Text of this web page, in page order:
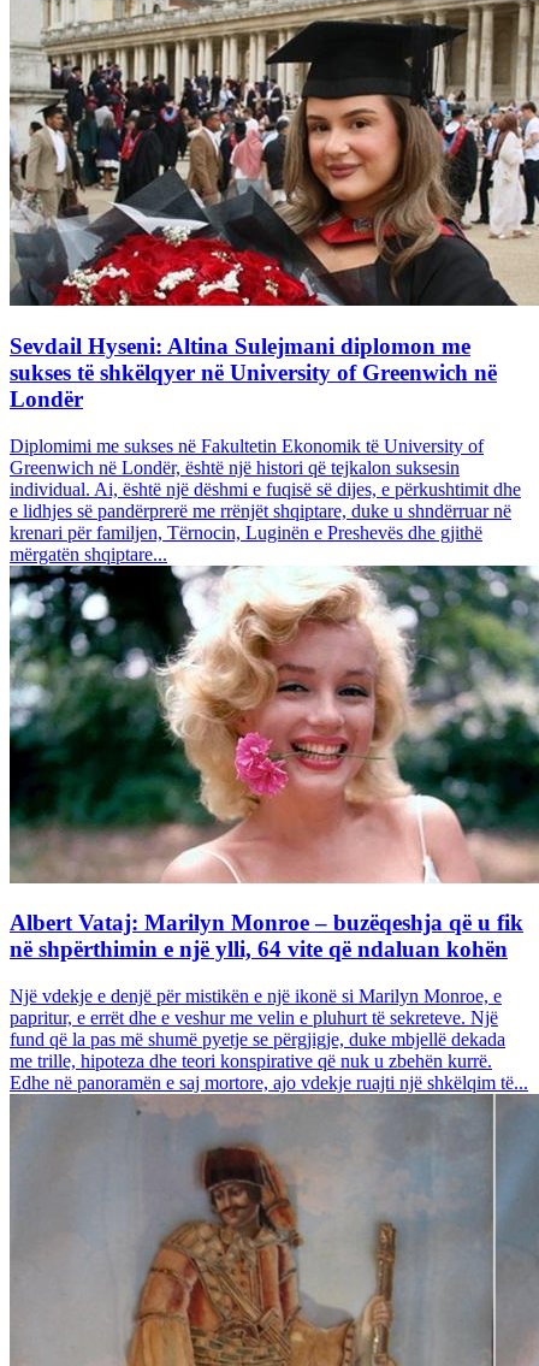
Sevdail Hyseni: Altina Sulejmani diplomon me
sukses të shkëlqyer në University of Greenwich në
Londër
Diplomimi me sukses në Fakultetin Ekonomik të University of
Greenwich në Londër, është një histori që tejkalon suksesin
individual. Ai, është një dëshmi e fuqisë së dijes, e përkushtimit dhe
e lidhjes së pandërprerë me rrënjët shqiptare, duke u shndërruar në
krenari për familjen, Tërnocin, Luginën e Preshevës dhe gjithë
mërgatën shqiptare...
Albert Vataj: Marilyn Monroe – buzëqeshja që u fik
në shpërthimin e një ylli, 64 vite që ndaluan kohën
Një vdekje e denjë për mistikën e një ikonë si Marilyn Monroe, e
papritur, e errët dhe e veshur me velin e pluhurt të sekreteve. Një
fund që la pas më shumë pyetje se përgjigje, duke mbjellë dekada
me trille, hipoteza dhe teori konspirative që nuk u zbehën kurrë.
Edhe në panoramën e saj mortore, ajo vdekje ruajti një shkëlqim të...